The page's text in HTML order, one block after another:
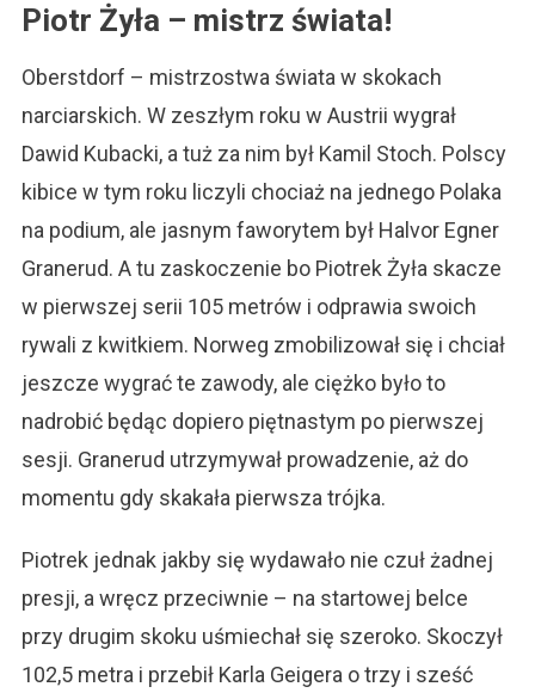
Piotr Żyła – mistrz świata!
Oberstdorf – mistrzostwa świata w skokach
narciarskich. W zeszłym roku w Austrii wygrał
Dawid Kubacki, a tuż za nim był Kamil Stoch. Polscy
kibice w tym roku liczyli chociaż na jednego Polaka
na podium, ale jasnym faworytem był Halvor Egner
Granerud. A tu zaskoczenie bo Piotrek Żyła skacze
w pierwszej serii 105 metrów i odprawia swoich
rywali z kwitkiem. Norweg zmobilizował się i chciał
jeszcze wygrać te zawody, ale ciężko było to
nadrobić będąc dopiero piętnastym po pierwszej
sesji. Granerud utrzymywał prowadzenie, aż do
momentu gdy skakała pierwsza trójka.
Piotrek jednak jakby się wydawało nie czuł żadnej
presji, a wręcz przeciwnie – na startowej belce
przy drugim skoku uśmiechał się szeroko. Skoczył
102,5 metra i przebił Karla Geigera o trzy i sześć